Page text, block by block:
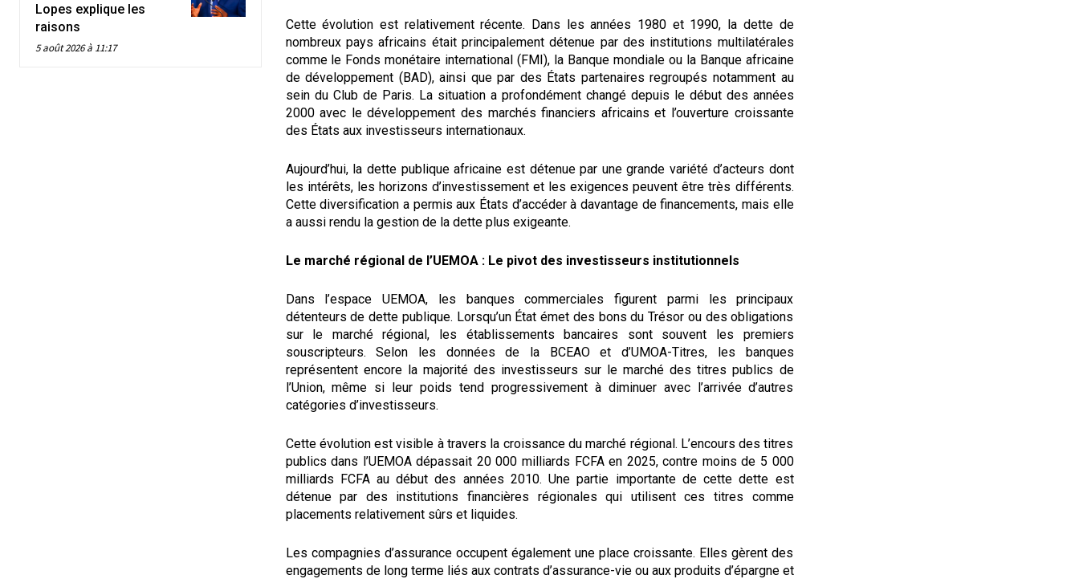
Lopes explique les
raisons
5 août 2026 à 11:17
Cette évolution est relativement récente. Dans les années 1980 et 1990, la dette de
nombreux pays africains était principalement détenue par des institutions multilatérales
comme le Fonds monétaire international (FMI), la Banque mondiale ou la Banque africaine
de développement (BAD), ainsi que par des États partenaires regroupés notamment au
sein du Club de Paris. La situation a profondément changé depuis le début des années
2000 avec le développement des marchés financiers africains et l’ouverture croissante
des États aux investisseurs internationaux.
Aujourd’hui, la dette publique africaine est détenue par une grande variété d’acteurs dont
les intérêts, les horizons d’investissement et les exigences peuvent être très différents.
Cette diversification a permis aux États d’accéder à davantage de financements, mais elle
a aussi rendu la gestion de la dette plus exigeante.
Le marché régional de l’UEMOA : Le pivot des investisseurs institutionnels
Dans l’espace UEMOA, les banques commerciales figurent parmi les principaux
détenteurs de dette publique. Lorsqu’un État émet des bons du Trésor ou des obligations
sur le marché régional, les établissements bancaires sont souvent les premiers
souscripteurs. Selon les données de la BCEAO et d’UMOA-Titres, les banques
représentent encore la majorité des investisseurs sur le marché des titres publics de
l’Union, même si leur poids tend progressivement à diminuer avec l’arrivée d’autres
catégories d’investisseurs.
Cette évolution est visible à travers la croissance du marché régional. L’encours des titres
publics dans l’UEMOA dépassait 20 000 milliards FCFA en 2025, contre moins de 5 000
milliards FCFA au début des années 2010. Une partie importante de cette dette est
détenue par des institutions financières régionales qui utilisent ces titres comme
placements relativement sûrs et liquides.
Les compagnies d’assurance occupent également une place croissante. Elles gèrent des
engagements de long terme liés aux contrats d’assurance-vie ou aux produits d’épargne et